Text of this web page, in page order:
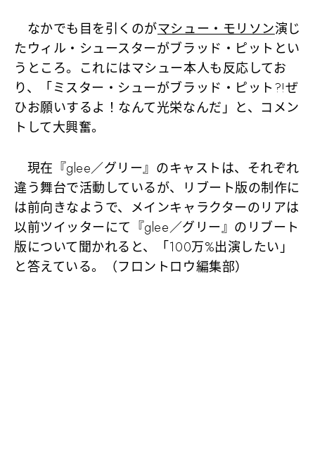
なかでも目を引くのがマシュー・モリソン演じ
たウィル・シュースターがブラッド・ピットとい
うところ。これにはマシュー本人も反応してお
り、「ミスター・シューがブラッド・ピット?!ぜ
ひお願いするよ！なんて光栄なんだ」と、コメン
トして大興奮。
現在『glee／グリー』のキャストは、それぞれ
違う舞台で活動しているが、リブート版の制作に
は前向きなようで、メインキャラクターのリアは
以前ツイッターにて『glee／グリー』のリブート
版について聞かれると、「100万%出演したい」
と答えている。（フロントロウ編集部）